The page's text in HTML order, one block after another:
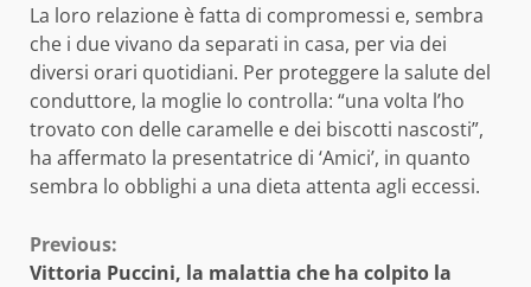
La loro relazione è fatta di compromessi e, sembra
che i due vivano da separati in casa, per via dei
diversi orari quotidiani. Per proteggere la salute del
conduttore, la moglie lo controlla: “una volta l’ho
trovato con delle caramelle e dei biscotti nascosti”,
ha affermato la presentatrice di ‘Amici’, in quanto
sembra lo obblighi a una dieta attenta agli eccessi.
Continue
Previous:
Vittoria Puccini, la malattia che ha colpito la